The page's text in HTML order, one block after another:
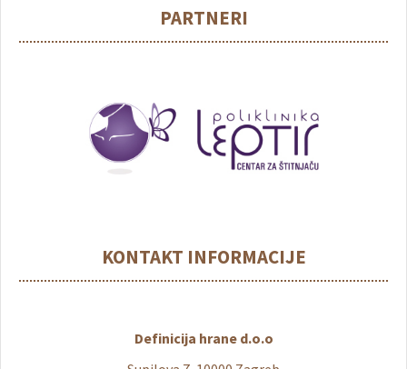
PARTNERI
KONTAKT INFORMACIJE
Definicija hrane d.o.o